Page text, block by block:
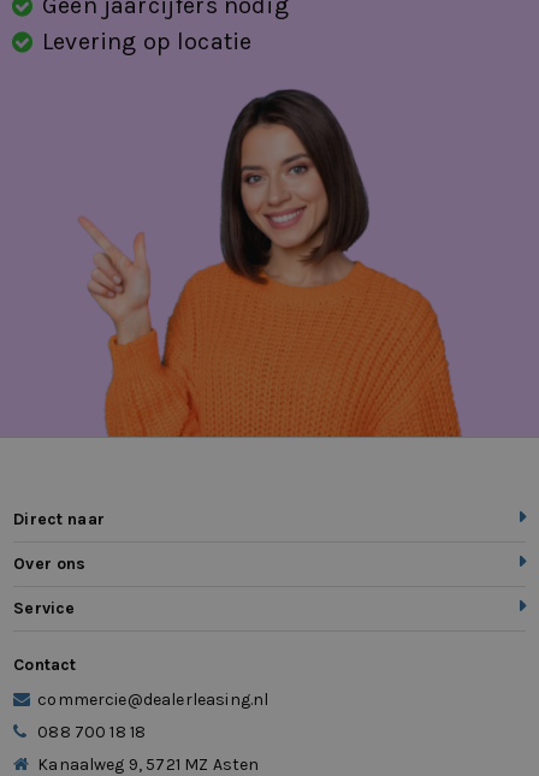
Levering op locatie
Direct naar
Over ons
Service
Contact
commercie@dealerleasing.nl
088 700 18 18
Kanaalweg 9, 5721 MZ Asten